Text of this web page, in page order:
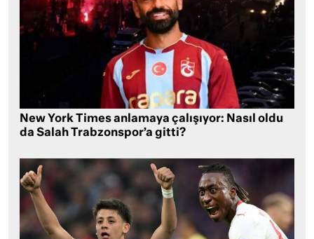
New York Times anlamaya çalışıyor: Nasıl oldu
da Salah Trabzonspor’a gitti?